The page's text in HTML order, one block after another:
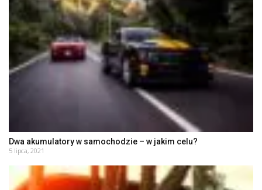
Dwa akumulatory w samochodzie – w jakim celu?
5 lipca, 2021